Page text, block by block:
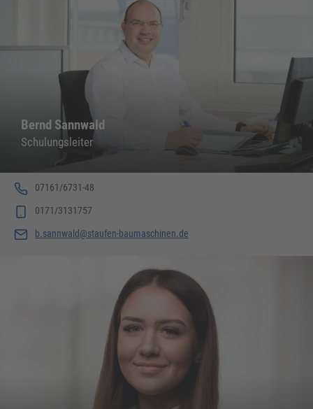
Bernd Sannwald
Schulungsleiter
07161/6731-48
0171/3131757
b.sannwald@staufen-baumaschinen.de